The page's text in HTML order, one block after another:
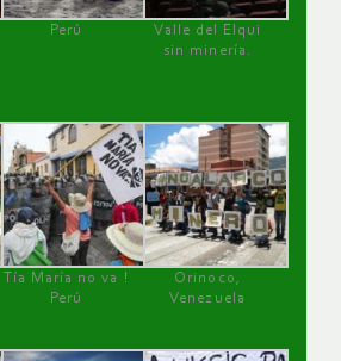
Perú
Valle del Elqui
sin minería.
Tía María no va !
Perú
Orinoco,
Venezuela